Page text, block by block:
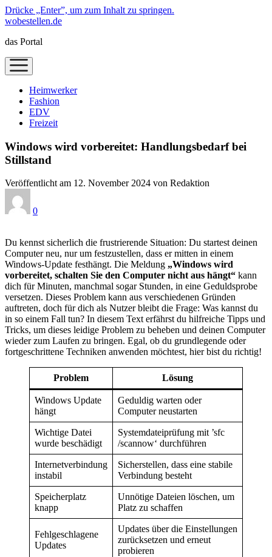
Drücke „Enter”, um zum Inhalt zu springen.
wobestellen.de
das Portal
Menü
öffnen
Heimwerker
Fashion
EDV
Freizeit
Windows wird vorbereitet: Handlungsbedarf bei
Stillstand
Veröffentlicht am 12. November 2024 von Redaktion
0
Du kennst sicherlich die frustrierende Situation: Du startest deinen
Computer neu, nur um festzustellen, dass er mitten in einem
Windows-Update festhängt. Die Meldung „Windows wird
vorbereitet, schalten Sie den Computer nicht aus hängt“ kann
dich für Minuten, manchmal sogar Stunden, in eine Geduldsprobe
versetzen. Dieses Problem kann aus verschiedenen Gründen
auftreten, doch für dich als Nutzer bleibt die Frage: Was kannst du
in so einem Fall tun? In diesem Text erfährst du hilfreiche Tipps und
Tricks, um dieses leidige Problem zu beheben und deinen Computer
wieder zum Laufen zu bringen. Egal, ob du grundlegende oder
fortgeschrittene Techniken anwenden möchtest, hier bist du richtig!
Problem Lösung
Windows Update
hängt
Geduldig warten oder
Computer neustarten
Wichtige Datei
wurde beschädigt
Systemdateiprüfung mit ’sfc
/scannow‘ durchführen
Internetverbindung
instabil
Sicherstellen, dass eine stabile
Verbindung besteht
Speicherplatz
knapp
Unnötige Dateien löschen, um
Platz zu schaffen
Fehlgeschlagene
Updates
Updates über die Einstellungen
zurücksetzen und erneut
probieren